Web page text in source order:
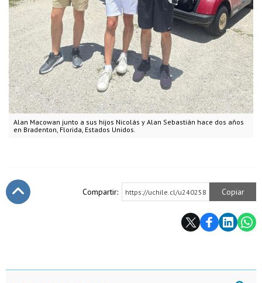
Alan Macowan junto a sus hijos Nicolás y Alan Sebastián hace dos años
en Bradenton, Florida, Estados Unidos.
Compartir: https://uchile.cl/u240258 Copiar